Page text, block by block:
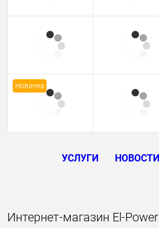
Новинка
УСЛУГИ НОВОСТИ
Интернет-магазин El-Power